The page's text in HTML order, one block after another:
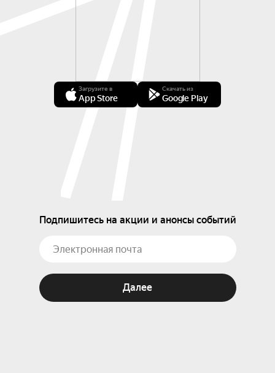
Загрузите в
App Store
Скачать из
Google Play
Подпишитесь на акции и анонсы событий
Далее